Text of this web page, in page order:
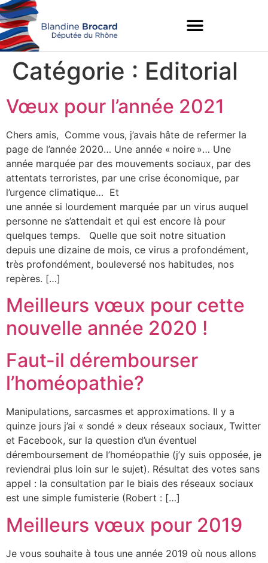
Catégorie : Editorial
Vœux pour l’année 2021
Chers amis, Comme vous, j’avais hâte de refermer la
page de l’année 2020… Une année « noire »… Une
année marquée par des mouvements sociaux, par des
attentats terroristes, par une crise économique, par
l’urgence climatique… Et
une année si lourdement marquée par un virus auquel
personne ne s’attendait et qui est encore là pour
quelques temps. Quelle que soit notre situation
depuis une dizaine de mois, ce virus a profondément,
très profondément, bouleversé nos habitudes, nos
repères. […]
Meilleurs vœux pour cette
nouvelle année 2020 !
Faut-il dérembourser
l’homéopathie?
Manipulations, sarcasmes et approximations. Il y a
quinze jours j’ai « sondé » deux réseaux sociaux, Twitter
et Facebook, sur la question d’un éventuel
déremboursement de l’homéopathie (j’y suis opposée, je
reviendrai plus loin sur le sujet). Résultat des votes sans
appel : la consultation par le biais des réseaux sociaux
est une simple fumisterie (Robert : […]
Meilleurs vœux pour 2019
Je vous souhaite à tous une année 2019 où nous allons